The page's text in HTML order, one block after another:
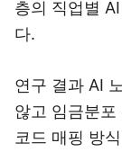
층의 직업별
다.
연구 결과 AI
않고 임금분포
코드 매핑 방